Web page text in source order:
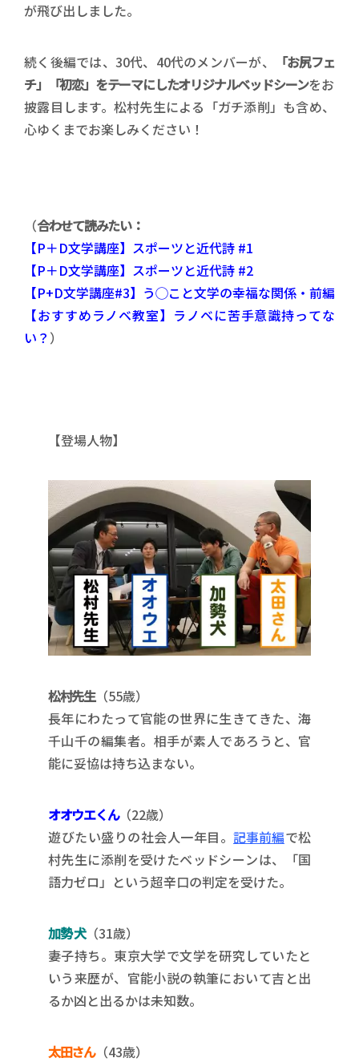
が飛び出しました。
続く後編では、30代、40代のメンバーが、
「お尻フェ
チ」「初恋」をテーマにしたオリジナルベッドシーンをお
披露目します。松村先生による「ガチ添削」も含め、
心ゆくまでお楽しみください！
（合わせて読みたい：
【P＋D文学講座】スポーツと近代詩 #1
【P＋D文学講座】スポーツと近代詩 #2
【P+D文学講座#3】う◯こと文学の幸福な関係・前編
【おすすめラノベ教室】ラノベに苦手意識持ってな
い？ ）
【登場人物】
松村先生（55歳）
長年にわたって官能の世界に生きてきた、海
千山千の編集者。相手が素人であろうと、官
能に妥協は持ち込まない。
オオウエくん（22歳）
遊びたい盛りの社会人一年目。 記事前編で松
村先生に添削を受けたベッドシーンは、「国
語力ゼロ」という超辛口の判定を受けた。
加勢 犬（31歳）
妻子持ち。東京大学で文学を研究していたと
いう来歴が、官能小説の執筆において吉と出
るか凶と出るかは未知数。
太田さん（43歳）